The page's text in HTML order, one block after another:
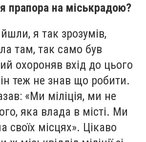
прапора на міськрадою?
я так зрозумів,
там, так само був
охороняв вхід до цього
теж не знав що робити.
«Ми міліція, ми не
яка влада в місті. Ми
своїх місцях». Цікаво